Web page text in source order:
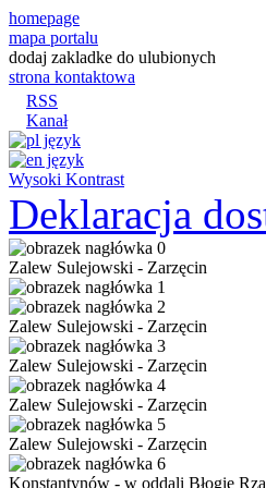
homepage
mapa portalu
dodaj zakladke do ulubionych
strona kontaktowa
RSS
Kanał
Wysoki Kontrast
Deklaracja
Zalew Sulejowski - Zarzęcin
Zalew Sulejowski - Zarzęcin
Zalew Sulejowski - Zarzęcin
Zalew Sulejowski - Zarzęcin
Zalew Sulejowski - Zarzęcin
Konstantynów - w oddali Błogie